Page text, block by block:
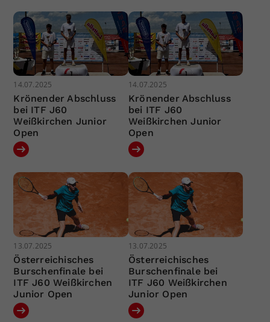
14.07.2025
Krönender Abschluss
bei ITF J60
Weißkirchen Junior
Open
14.07.2025
Krönender Abschluss
bei ITF J60
Weißkirchen Junior
Open
13.07.2025
Österreichisches
Burschenfinale bei
ITF J60 Weißkirchen
Junior Open
13.07.2025
Österreichisches
Burschenfinale bei
ITF J60 Weißkirchen
Junior Open